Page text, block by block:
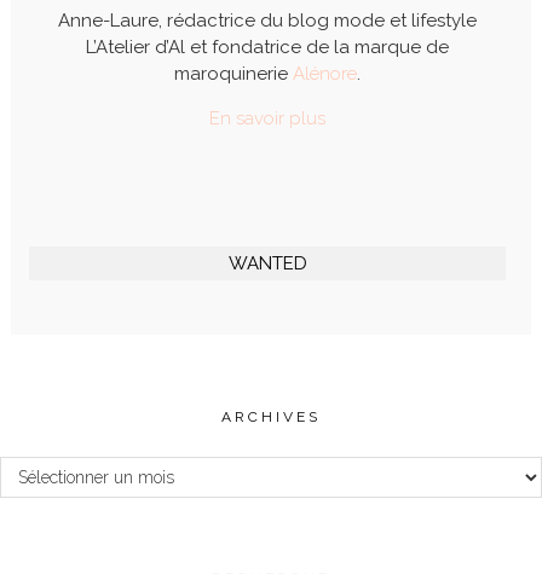
Anne-Laure, rédactrice du blog mode et lifestyle
L’Atelier d’Al et fondatrice de la marque de
maroquinerie Alénore.
En savoir plus
WANTED
ARCHIVES
Archives